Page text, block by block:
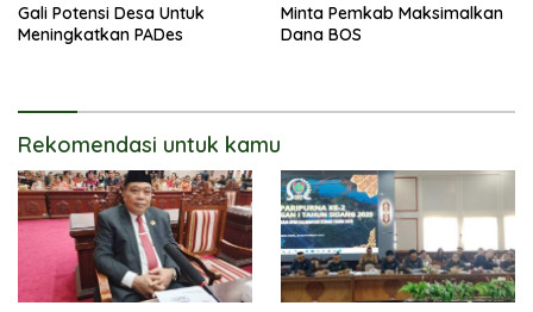
Gali Potensi Desa Untuk
Meningkatkan PADes
Minta Pemkab Maksimalkan
Dana BOS
Rekomendasi untuk kamu